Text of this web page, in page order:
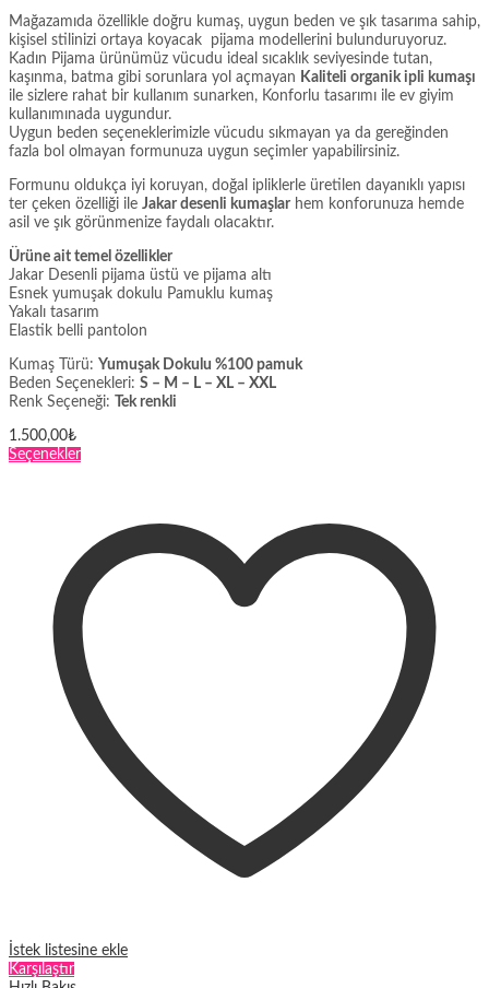
Mağazamıda özellikle doğru kumaş, uygun beden ve şık tasarıma sahip,
kişisel stilinizi ortaya koyacak pijama modellerini bulunduruyoruz.
Kadın Pijama ürünümüz vücudu ideal sıcaklık seviyesinde tutan,
kaşınma, batma gibi sorunlara yol açmayan Kaliteli organik ipli kumaşı
ile sizlere rahat bir kullanım sunarken, Konforlu tasarımı ile ev giyim
kullanımınada uygundur.
Uygun beden seçeneklerimizle vücudu sıkmayan ya da gereğinden
fazla bol olmayan formunuza uygun seçimler yapabilirsiniz.
Formunu oldukça iyi koruyan, doğal ipliklerle üretilen dayanıklı yapısı
ter çeken özelliği ile Jakar desenli kumaşlar hem konforunuza hemde
asil ve şık görünmenize faydalı olacaktır.
Ürüne ait temel özellikler
Jakar Desenli pijama üstü ve pijama altı
Esnek yumuşak dokulu Pamuklu kumaş
Yakalı tasarım
Elastik belli pantolon
Kumaş Türü: Yumuşak Dokulu %100 pamuk
Beden Seçenekleri: S – M – L – XL – XXL
Renk Seçeneği:
Tek renkli
1.500,00₺
SeçeneklerBu
varyasyonu
var.
Seçenekler
ürün
sayfasından
seçilebilir
İstek listesine ekle
Karşılaştır